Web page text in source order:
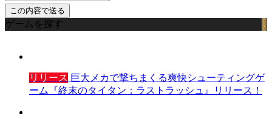
ゲームを探す
リリース 巨大メカで撃ちまくる爽快シューティングゲ
ーム『終末のタイタン：ラストラッシュ』リリース！